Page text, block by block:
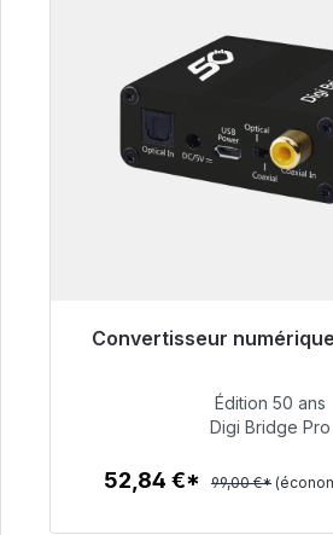
Convertisseur
52,84 €
Édition 50 ans
Digi Bridge Pro
52,84 €* 99,00 €*